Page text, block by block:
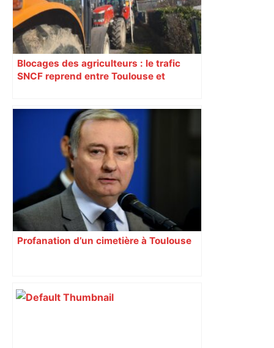
Blocages des agriculteurs : le trafic
SNCF reprend entre Toulouse et
Profanation d’un cimetière à Toulouse